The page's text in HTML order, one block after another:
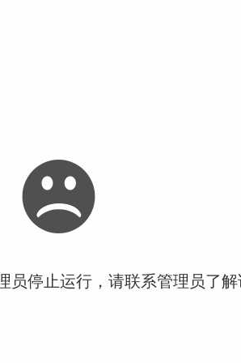
员停止运行，请联系管理员了